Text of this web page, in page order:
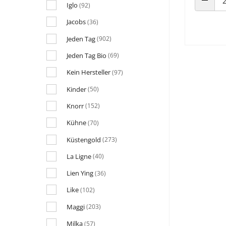
Iglo (92)
Jacobs(36)
Jeden Tag(902)
Jeden Tag Bio (69)
Kein Hersteller(97)
Kinder(50)
Knorr(152)
Kühne(70)
Küstengold (273)
La Ligne(40)
Lien Ying(36)
Like(102)
Maggi(203)
Milka(57)